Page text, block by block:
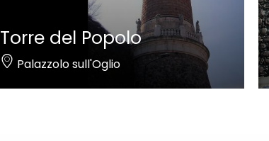
Torre del Popolo
Palazzolo sull'Oglio